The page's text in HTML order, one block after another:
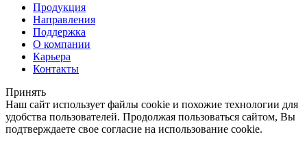
Продукция
Направления
Поддержка
О компании
Карьера
Контакты
Принять
Наш сайт использует файлы cookie и похожие технологии для
удобства пользователей. Продолжая пользоваться сайтом, Вы
подтверждаете свое согласие на использование cookie.